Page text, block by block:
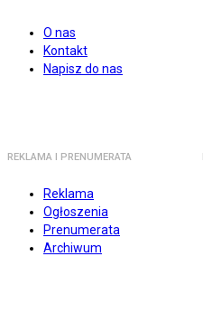
O nas
Kontakt
Napisz do nas
REKLAMA I PRENUMERATA
Reklama
Ogłoszenia
Prenumerata
Archiwum